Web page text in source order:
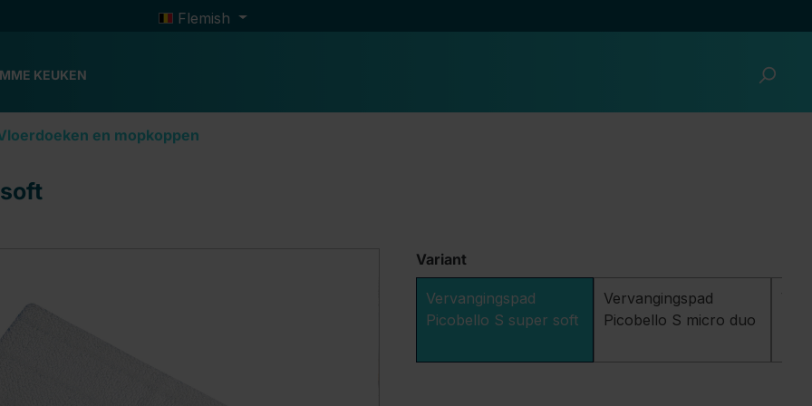
Flemish
KEUKEN
en mopkoppen
Variant
Vervangingspad
Picobello S super soft
Vervangingspad
Picobello S micro duo